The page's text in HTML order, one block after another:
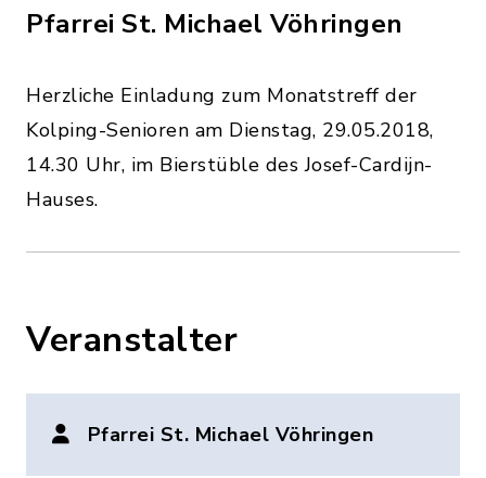
Pfarrei St. Michael Vöhringen
Herzliche Einladung zum Monatstreff der
Kolping-Senioren am Dienstag, 29.05.2018,
14.30 Uhr, im Bierstüble des Josef-Cardijn-
Hauses.
Veranstalter
Pfarrei St. Michael Vöhringen